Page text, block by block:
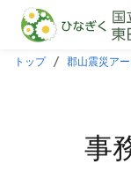
本文に飛ぶ
トップ 郡山震災ア
事